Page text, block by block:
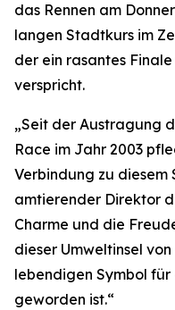
das Rennen am
langen Stadtkurs im
der ein rasantes
verspricht.
„Seit der Austragung
Race im Jahr 2003
Verbindung zu diesem
amtierender Direktor
Charme und die
dieser Umweltinsel
lebendigen Symbol
geworden ist.“